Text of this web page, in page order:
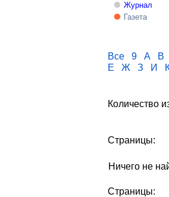
Журнал
Газета
Все 9 A B
Е
Ж З И
Количество
Страницы:
Ничего не
Страницы: